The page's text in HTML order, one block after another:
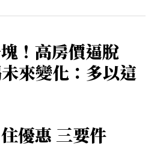
！高房價逼脫
來變化：多以這
優惠 三要件